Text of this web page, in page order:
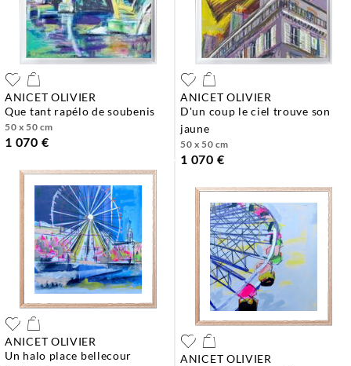
ANICET OLIVIER
que tant rapélo de soubenis
50 x 50 cm
1 070 €
ANICET OLIVIER
d'un coup le ciel trouve son
jaune
50 x 50 cm
1 070 €
ANICET OLIVIER
un halo place bellecour
ANICET OLIVIER